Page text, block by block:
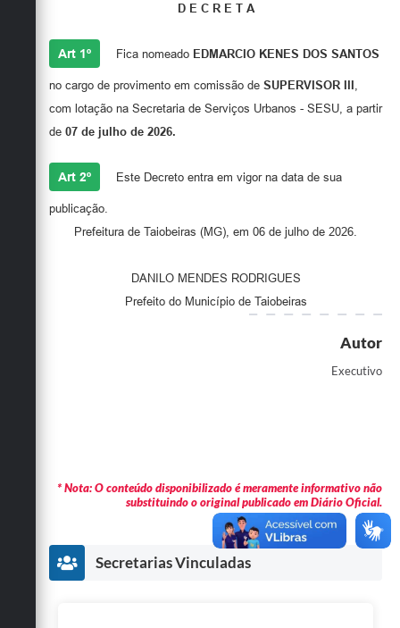
Links
Telefones Úteis
Contato
Secretarias
D E C R E T A
Art 1º Fica nomeado EDMARCIO KENES DOS SANTOS
no cargo de provimento em comissão de SUPERVISOR III ,
com lotação na Secretaria de Serviços Urbanos - SESU, a partir
de 07 de julho de 2026.
Art 2º Este Decreto entra em vigor na data de sua
publicação.
Prefeitura de Taiobeiras (MG), em 06 de julho de 2026.
DANILO MENDES RODRIGUES
Prefeito do Município de Taiobeiras
Autor
Executivo
* Nota: O conteúdo disponibilizado é meramente informativo não
substituindo o original publicado em Diário Oficial.
Secretarias Vinculadas